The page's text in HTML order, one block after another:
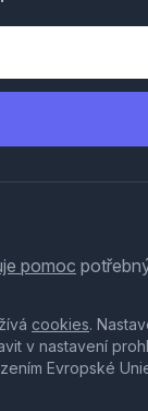
pomoc
cookies.
v nastavení
Evropské